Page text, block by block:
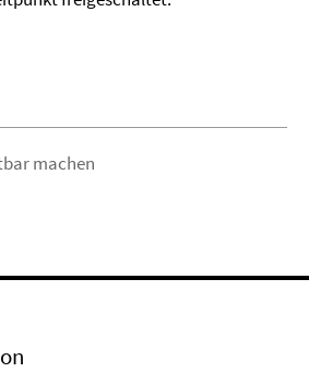
machen